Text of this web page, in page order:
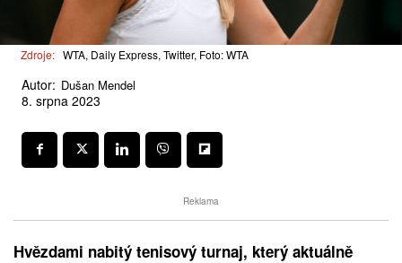
Zdroje: WTA, Daily Express, Twitter, Foto: WTA
Autor: Dušan Mendel
8. srpna 2023
Reklama
Hvězdami nabitý tenisový turnaj, který aktuálně